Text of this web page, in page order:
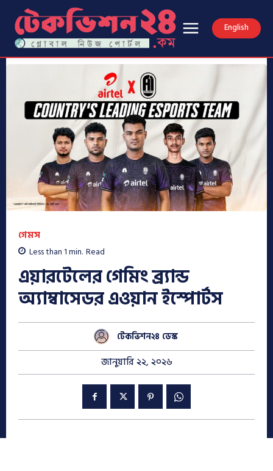
English
গেমস
Less than 1min. Read
এয়ারটেলের গেমিং ব্র্যান্ড
অ্যাম্বাসেডর এওয়ান ইস্পোর্টস
টেকভিশন২৪ ডেস্ক
জানুয়ারি ২২, ২০২৬